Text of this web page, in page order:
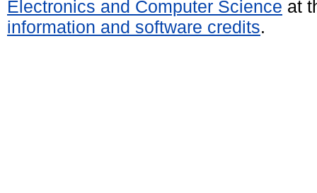
Electronics and Computer Science at
information and software credits.